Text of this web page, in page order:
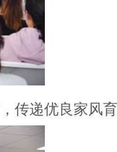
传递优良家风育